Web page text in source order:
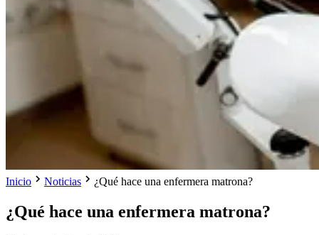
Inicio Noticias ¿Qué hace una enfermera matrona?
¿Qué hace una enfermera matrona?